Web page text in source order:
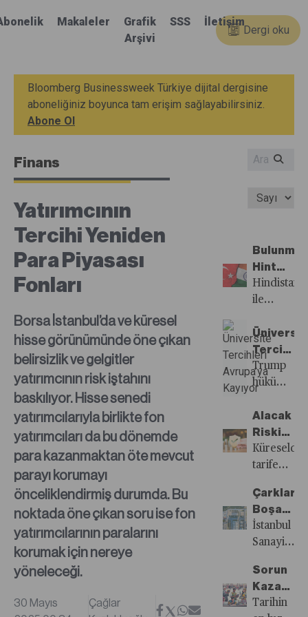
Makaleler
Grafik
Arşivi
SSS İletişim
Dergi oku
Bloomberg Businessweek Türkiye dijital dergisine
aboneliğiniz boyunca tam erişim sağlayabilirsiniz.
Abone Ol
Finans
Yatırımcının
Tercihi Yeniden
Para Piyasası
Fonları
Borsa İstanbul’da ve küresel
hisse görünümünde öne çıkan
belirsizlik ve gelgitler
yatırımcının risk iştahını
baskılıyor. Hisse senedi
yatırımcılarıyla birlikte fon
yatırımcıları da bu dönemde
para kazanmaktan öte mevcut
parayı korumayı
önceliklendirmiş durumda. Bu
noktada öne çıkan soru ise fon
yatırımcılarının paralarını
korumak için nereye
yöneleceği.
30 Mayıs
Çağlar
Bulunmaz
Hint
Kumaşı
mı?
Hindistan
ile
arasında
yaşanan
çatışma
Hindistan-
ilişkilerinin
de
yol açtı.
yana
taraf
olduğunu
düşünen
Hindistan
boykot
çağrısı
Kayıyor
Trump
hükümeti
Harvard
başlayan
yabancı
gerginliği
ABD’nin
diğer
de
sıçrama
potansiyeli
taşıyor.
Alacak
Riskinde
Sigorta
İkilemi
Küreselde
tarife
yurt
içinde
ise
sorunlara
bağlı
finansman
sıkıntıları
Çarklar
Boşa
Dönüyor
İstanbul
Sanayi
İSO 500
2024
sonuçları
Sorun
Kazanç
mı,
Tarihin